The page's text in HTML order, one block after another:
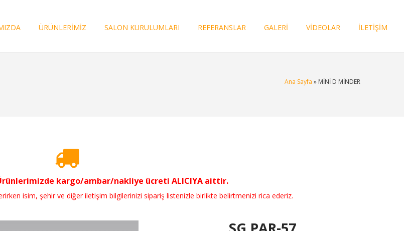
ÜRÜNLERİMİZ SALON KURULUMLARI REFERANSLAR GALERİ VİDEOLAR İLETİŞİM
Ana Sayfa » MİNİ D MİNDER
Ürünlerimizde kargo/ambar/nakliye ücreti ALICIYA aittir.
isim, şehir ve diğer iletişim bilgilerinizi sipariş listenizle birlikte belirtmenizi rica ederiz.